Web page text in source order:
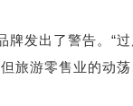
发出了警告。“
旅游零售业的动